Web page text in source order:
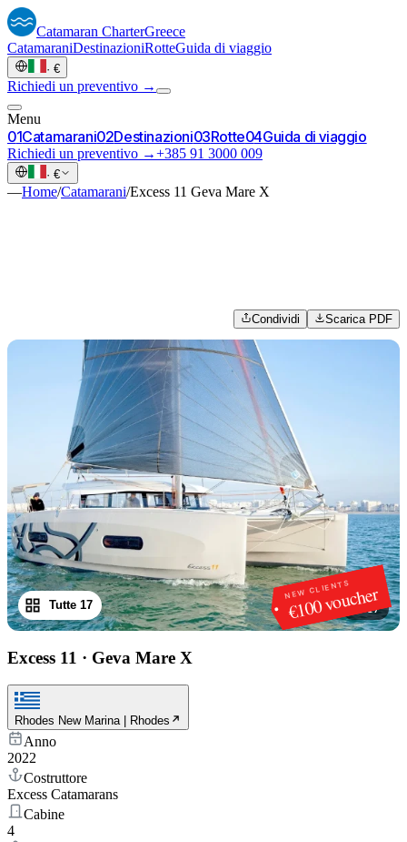
Catamaran CharterGreece
CatamaraniDestinazioniRotteGuida di viaggio
· €
Richiedi un preventivo →
Menu
01Catamarani02Destinazioni03Rotte04Guida di viaggio
Richiedi un preventivo →+385 91 3000 009
· €
—Home/Catamarani/Excess 11 Geva Mare X
Condividi Scarica PDF
NEW CLIENTS
€100 voucher
1/17
Tutte 17
Excess 11 · Geva Mare X
Rhodes New Marina | Rhodes
Anno
2022
Costruttore
Excess Catamarans
Cabine
4